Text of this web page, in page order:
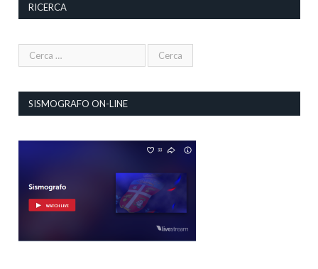
RICERCA
SISMOGRAFO ON-LINE